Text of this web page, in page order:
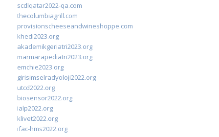
scdlqatar2022-qa.com
thecolumbiagrill.com
provisionscheeseandwineshoppe.com
khedi2023.org
akademikgeriatri2023.org
marmarapediatri2023.org
emchie2023.org
girisimselradyoloji2022.org
utcd2022.org
biosensor2022.org
ialp2022.org
klivet2022.org
ifac-hms2022.org